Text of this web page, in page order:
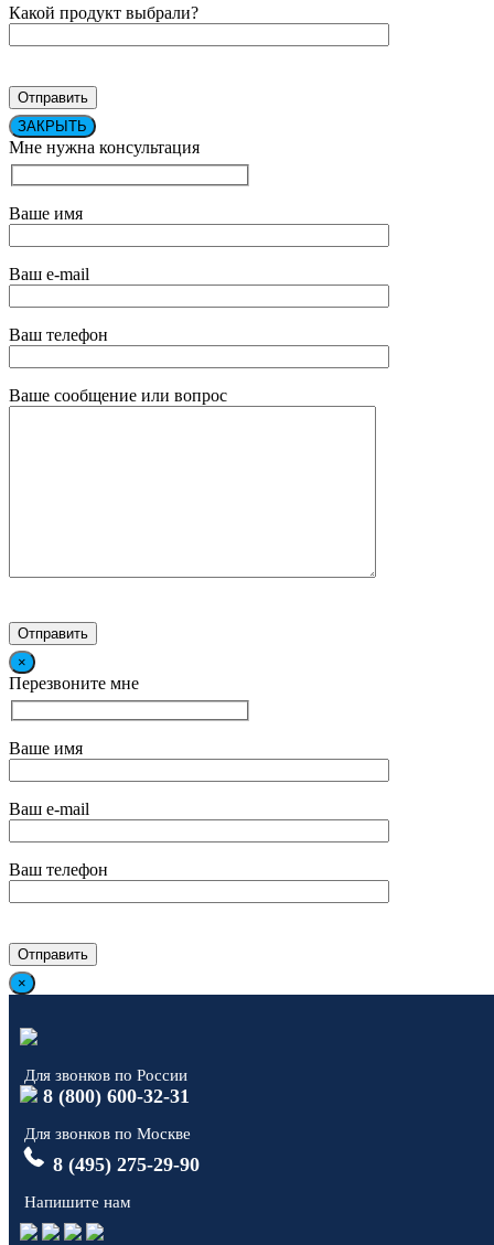
Какой продукт выбрали?
ЗАКРЫТЬ
Мне нужна консультация
Ваше имя
Ваш e-mail
Ваш телефон
Ваше сообщение или вопрос
×
Перезвоните мне
Ваше имя
Ваш e-mail
Ваш телефон
×
Для звонков по России
8 (800) 600-32-31
Для звонков по Москве
8 (495) 275-29-90
Напишите нам